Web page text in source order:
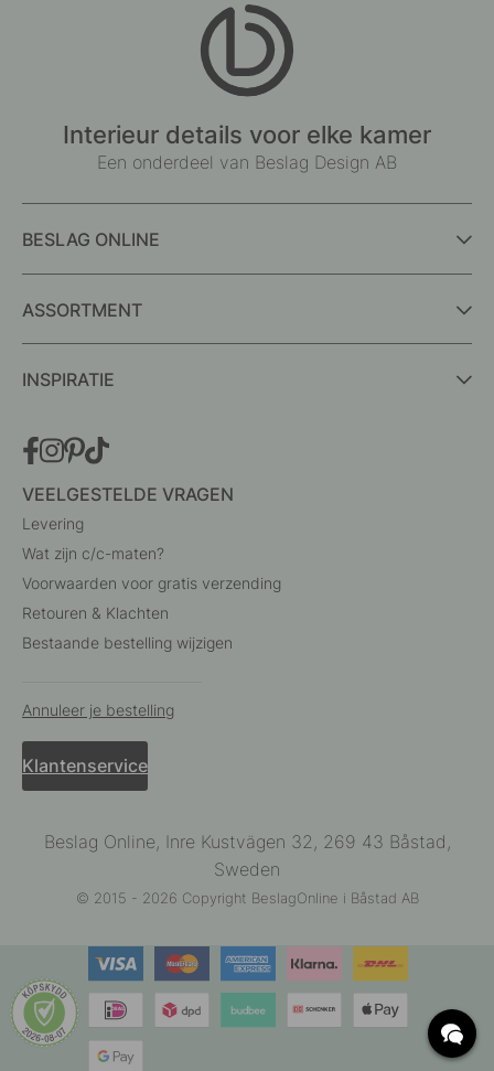
Interieur details voor elke kamer
Een onderdeel van Beslag Design AB
BESLAG ONLINE
ASSORTMENT
INSPIRATIE
VEELGESTELDE VRAGEN
Levering
Wat zijn c/c-maten?
Voorwaarden voor gratis verzending
Retouren & Klachten
Bestaande bestelling wijzigen
Annuleer je bestelling
Klantenservice
Beslag Online, Inre Kustvägen 32, 269 43 Båstad,
Sweden
© 2015 - 2026 Copyright BeslagOnline i Båstad AB